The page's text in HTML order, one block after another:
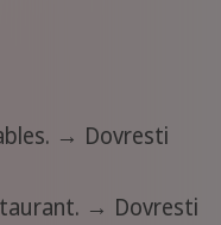
→ Dovresti
→ Dovresti